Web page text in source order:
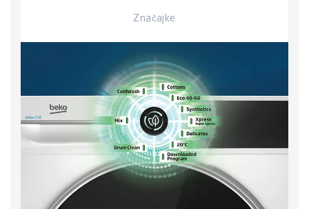
Značajke